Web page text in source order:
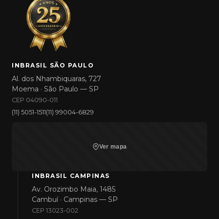
INBRASIL SÃO PAULO
Al. dos Nhambiquaras, 727
Moema · São Paulo — SP
CEP 04090-011
(11) 5051-1511(11) 99004-6829
Ver mapa
INBRASIL CAMPINAS
Av. Orozimbo Maia, 1485
Cambuí · Campinas — SP
CEP 13023-002